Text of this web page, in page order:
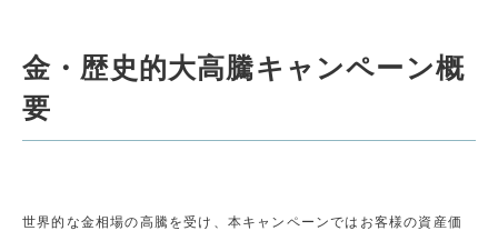
金・歴史的大高騰キャンペーン概
要
世界的な金相場の高騰を受け、本キャンペーンではお客様の資産価